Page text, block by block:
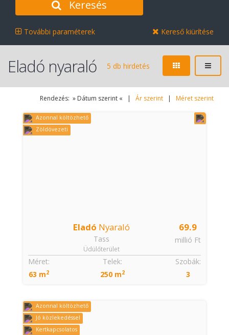
Keresés
További paraméterek Kereső kiürítése
5 db hirdetés
Eladó nyaraló
Rendezés: » Dátum szerint « | Ár szerint | Méret szerint
Azonnal költözhető
Zöldövezeti
69.9
millió Ft
Eladó Nyaraló
Tass
Üdülőterület
Szobák:
3
Méret:
63 m2
Telek:
250 m2
Azonnal költözhető
Jó közlekedéssel
Kertkapcsolatos